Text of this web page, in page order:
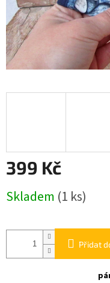
399 Kč
cena:
Skladem (1 ks)
Přidat